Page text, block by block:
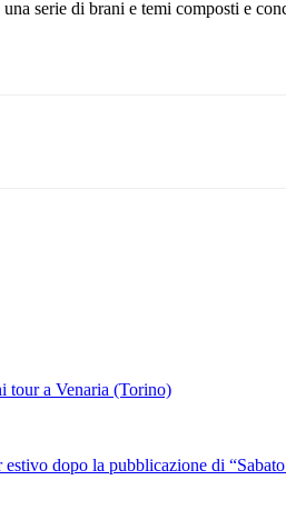
serie di brani e temi composti e
tour a Venaria (Torino)
dopo la pubblicazione di “Sabato